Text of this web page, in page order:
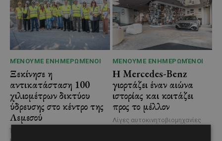
ΜΈΝΟΥΜΕ ΕΝΗΜΕΡΩΜΈΝΟΙ
Ξεκίνησε η
αντικατάσταση 100
χιλιομέτρων δικτύου
ύδρευσης στο κέντρο της
Λεμεσού
Έργο προϋπολογισμού €9,2 εκατ.
ΜΈΝΟΥΜΕ ΕΝΗΜΕΡΩΜΈΝΟΙ
Η Mercedes-Benz
γιορτάζει έναν αιώνα
ιστορίας και κοιτάζει
προς το μέλλον
Λίγες αυτοκινητοβιομηχανίες